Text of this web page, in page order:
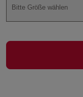
Bitte Größe wählen